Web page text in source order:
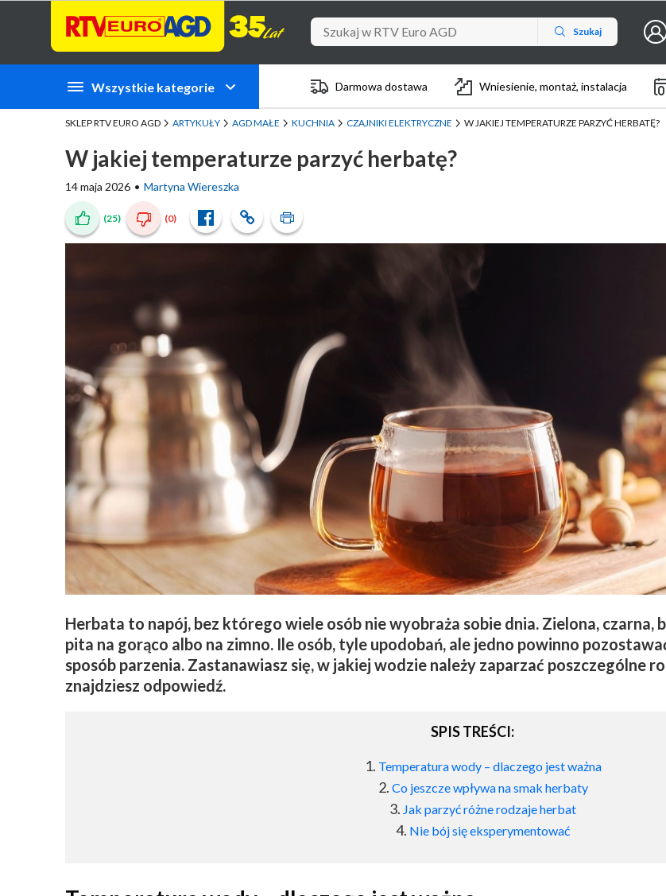
Szukaj
Wszystkie kategorie Darmowa dostawa Wniesienie, montaż, instalacja
SKLEP RTV EURO AGD ARTYKUŁY AGD MAŁE KUCHNIA CZAJNIKI ELEKTRYCZNE W JAKIEJ TEMPERATURZE PARZYĆ HERBATĘ?
W jakiej temperaturze parzyć herbatę?
14 maja 2026 Martyna Wiereszka
(25) (0)
Herbata to napój, bez którego wiele osób nie wyobraża sobie dnia. Zielona, czarna,
pita na gorąco albo na zimno. Ile osób, tyle upodobań, ale jedno powinno
sposób parzenia. Zastanawiasz się, w jakiej wodzie należy zaparzać poszczególne
znajdziesz odpowiedź.
SPIS TREŚCI:
Temperatura wody – dlaczego jest ważna
Co jeszcze wpływa na smak herbaty
Jak parzyć różne rodzaje herbat
Nie bój się eksperymentować